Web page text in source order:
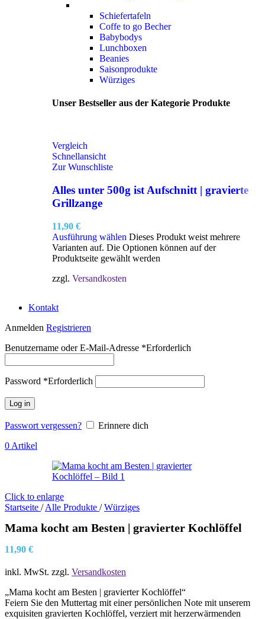
Schiefertafeln
Coffe to go Becher
Babybodys
Lunchboxen
Beanies
Saisonprodukte
Würziges
Unser Bestseller aus der Kategorie Produkte
Vergleich
Schnellansicht
Zur Wunschliste
Alles unter 500g ist Aufschnitt | gravierte
Grillzange
11,90 €
Ausführung wählen Dieses Produkt weist mehrere
Varianten auf. Die Optionen können auf der
Produktseite gewählt werden
zzgl. Versandkosten
Kontakt
Anmelden Registrieren
Benutzername oder E-Mail-Adresse *Erforderlich
Password *Erforderlich
Log in
Passwort vergessen?
Erinnere dich
0 Artikel
Click to enlarge
Startseite / Alle Produkte / Würziges
Mama kocht am Besten | gravierter Kochlöffel
11,90 €
inkl. MwSt. zzgl. Versandkosten
„Mama kocht am Besten | gravierter Kochlöffel“
Feiern Sie den Muttertag mit einer persönlichen Note mit unserem
exquisiten gravierten Kochlöffel, verziert mit herzerwärmenden